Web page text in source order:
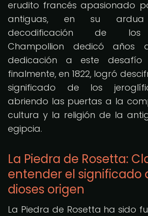
erudito francés apasionado
antiguas, en su
decodificación de los
Champollion dedicó años
dedicación a este desafío
finalmente, en 1822, logró
significado de los
abriendo las puertas a la
cultura y la religión de la
egipcia.
La Piedra de Rosetta:
entender el significado
dioses origen
La Piedra de Rosetta ha sido